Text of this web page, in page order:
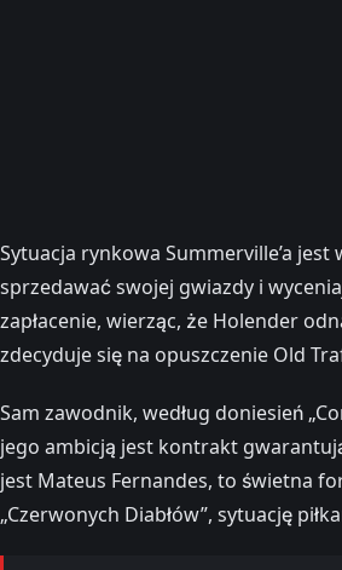
Sytuacja rynkowa Summerville’a
sprzedawać swojej gwiazdy i
zapłacenie, wierząc, że Holender
zdecyduje się na opuszczenie Old
Sam zawodnik, według doniesień
jego ambicją jest kontrakt
jest Mateus Fernandes, to świetna
„Czerwonych Diabłów”, sytuację